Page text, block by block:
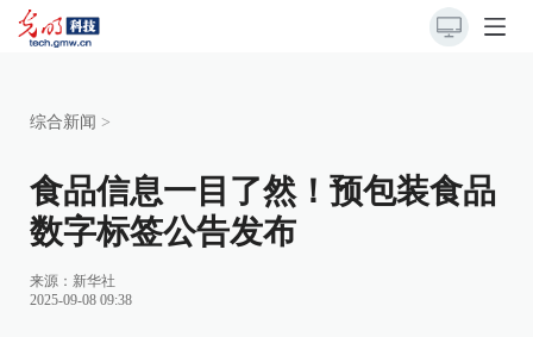
综合新闻 >
食品信息一目了然！预包装食品
数字标签公告发布
来源： 新华社
2025-09-08 09:38